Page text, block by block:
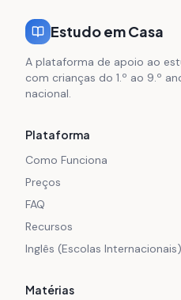
Estudo em Casa
A plataforma de apoio ao
com crianças do 1.º ao 9.º
nacional.
Plataforma
Como Funciona
Preços
FAQ
Recursos
Inglês (Escolas Internacionais)
Matérias